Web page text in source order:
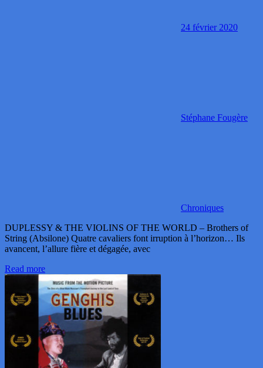
24 février 2020
Stéphane Fougère
Chroniques
DUPLESSY & THE VIOLINS OF THE WORLD – Brothers of
String (Absilone) Quatre cavaliers font irruption à l’horizon… Ils
avancent, l’allure fière et dégagée, avec
Read more